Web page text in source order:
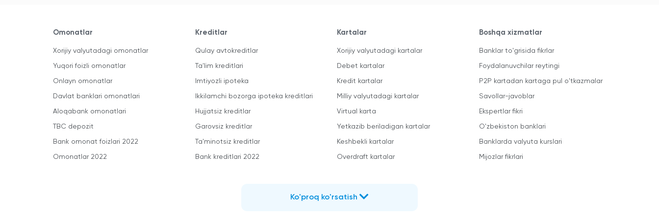
Omonatlar
Xorijiy valyutadagi omonatlar
Yuqori foizli omonatlar
Onlayn omonatlar
Davlat banklari omonatlari
Aloqabank omonatlari
TBC depozit
Bank omonat foizlari 2022
Omonatlar 2022
Kreditlar
Qulay avtokreditlar
Ta'lim kreditlari
Imtiyozli ipoteka
Ikkilamchi bozorga ipoteka kreditlari
Hujjatsiz kreditlar
Garovsiz kreditlar
Ta'minotsiz kreditlar
Bank kreditlari 2022
Kartalar
Xorijiy valyutadagi kartalar
Debet kartalar
Kredit kartalar
Milliy valyutadagi kartalar
Virtual karta
Yetkazib beriladigan kartalar
Keshbekli kartalar
Overdraft kartalar
Boshqa xizmatlar
Banklar to'grisida fikrlar
Foydalanuvchilar reytingi
P2P kartadan kartaga pul o'tkazmalar
Savollar-javoblar
Ekspertlar fikri
O'zbekiston banklari
Banklarda valyuta kurslari
Mijozlar fikrlari
Ko'proq ko'rsatish